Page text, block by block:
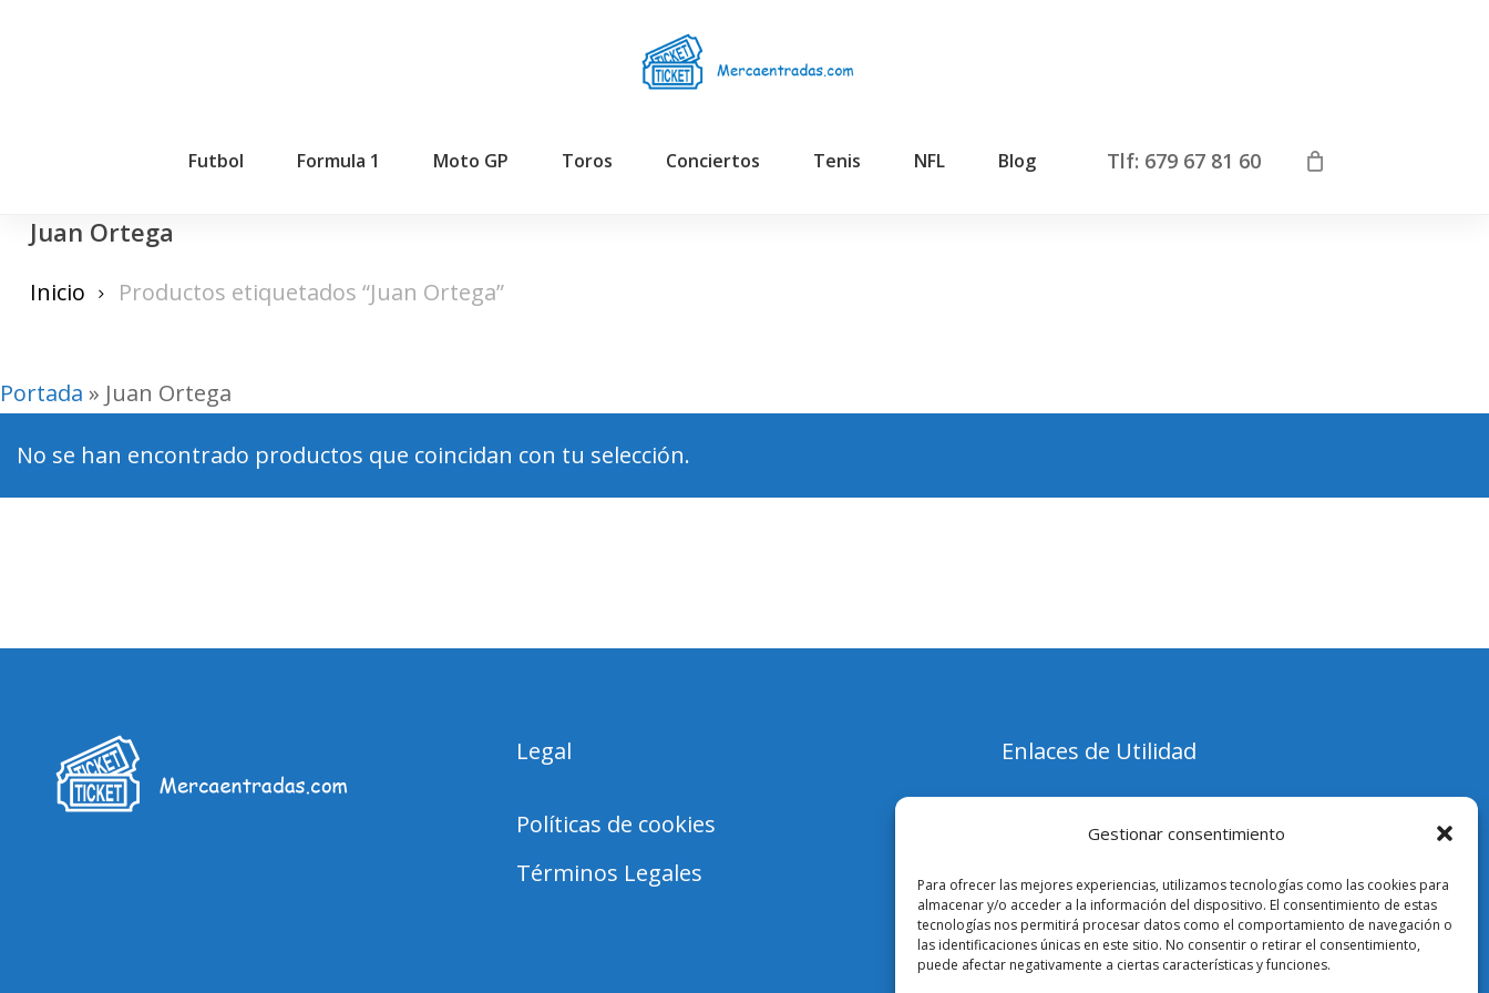
Gestionar consentimiento
Para ofrecer las mejores experiencias, utilizamos tecnologías como las cookies para
almacenar y/o acceder a la información del dispositivo. El consentimiento de estas
tecnologías nos permitirá procesar datos como el comportamiento de navegación o
las identificaciones únicas en este sitio. No consentir o retirar el consentimiento,
puede afectar negativamente a ciertas características y funciones.
Futbol Formula 1 Moto GP Toros Conciertos Tenis NFL Blog Tlf: 679 67 81 60
Juan Ortega
Inicio Productos etiquetados “Juan Ortega”
Portada » Juan Ortega
No se han encontrado productos que coincidan con tu selección.
Legal
Políticas de cookies
Términos Legales
Enlaces de Utilidad
Contacto
Vende tus entradas
Mi cuenta